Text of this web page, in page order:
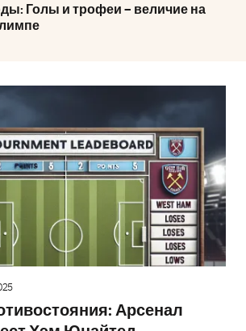
Голы и трофеи – величие на
Арсенал